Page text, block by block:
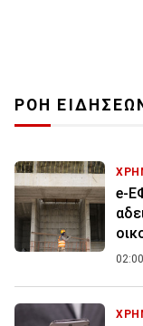
ΡΟΗ
e-
02:00